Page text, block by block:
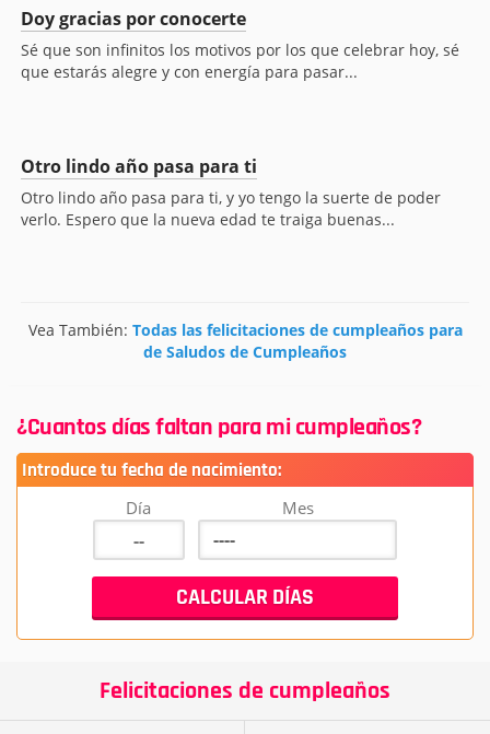
Doy gracias por conocerte
Sé que son infinitos los motivos por los que celebrar hoy, sé
que estarás alegre y con energía para pasar...
Otro lindo año pasa para ti
Otro lindo año pasa para ti, y yo tengo la suerte de poder
verlo. Espero que la nueva edad te traiga buenas...
Vea También: Todas las felicitaciones de cumpleaños para
de Saludos de Cumpleaños
¿Cuantos días faltan para mi cumpleaños?
Introduce tu fecha de nacimiento:
Día Mes
Felicitaciones de cumpleaños